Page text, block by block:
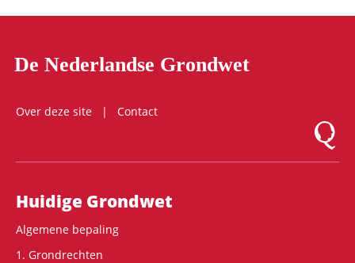
De Nederlandse Grondwet
Over deze site
Contact
Logo
Hoofdnavigatie
Huidige Grondwet
Algemene bepaling
1. Grondrechten